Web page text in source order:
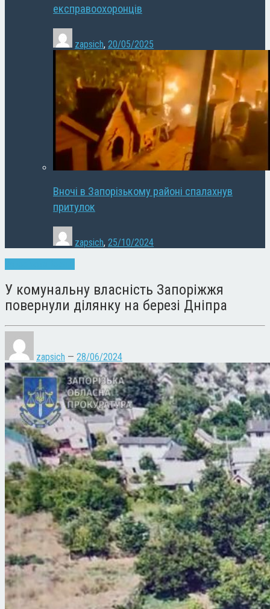
експравоохоронців
zapsich, 20/05/2025
Вночі в Запорізькому районі спалахнув
притулок
zapsich, 25/10/2024
У комунальну власність Запоріжжя
повернули ділянку на березі Дніпра
zapsich — 28/06/2024